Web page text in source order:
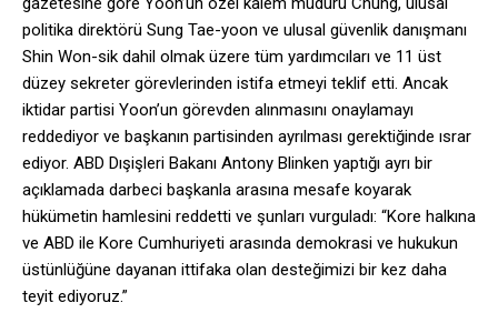
politika direktörü Sung Tae-yoon ve ulusal güvenlik danışmanı
Shin Won-sik dahil olmak üzere tüm yardımcıları ve 11 üst
düzey sekreter görevlerinden istifa etmeyi teklif etti. Ancak
iktidar partisi Yoon’un görevden alınmasını onaylamayı
reddediyor ve başkanın partisinden ayrılması gerektiğinde ısrar
ediyor. ABD Dışişleri Bakanı Antony Blinken yaptığı ayrı bir
açıklamada darbeci başkanla arasına mesafe koyarak
hükümetin hamlesini reddetti ve şunları vurguladı: “Kore halkına
ve ABD ile Kore Cumhuriyeti arasında demokrasi ve hukukun
üstünlüğüne dayanan ittifaka olan desteğimizi bir kez daha
teyit ediyoruz.”